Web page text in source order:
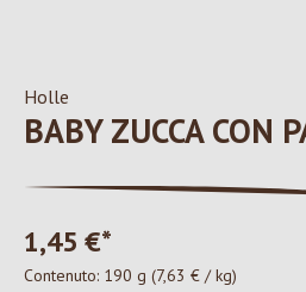
Holle
BABY ZUCCA CON
1,45 €*
Contenuto: 190 g (7,63 € / kg)